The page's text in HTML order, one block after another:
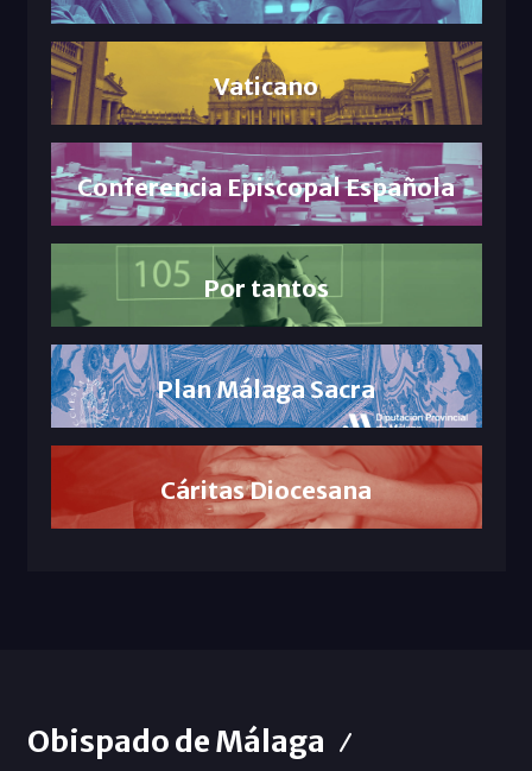
Vaticano
Conferencia Episcopal Española
Por tantos
Plan Málaga Sacra
Cáritas Diocesana
Obispado de Málaga